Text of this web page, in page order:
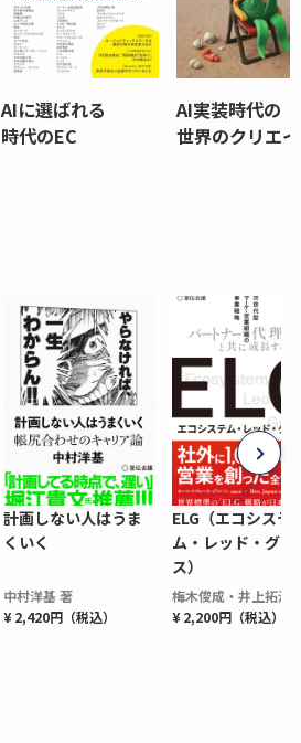
AIに選ばれる
時代のEC
AI実装時代の
世界のクリエ
計画しない人はうま
くいく
中村洋基 著
¥ 2,420円（税込）
ELG（エコシステ
ム・レッド・グロ
ス）
梅木俊成・井上拓海
¥ 2,200円（税込）